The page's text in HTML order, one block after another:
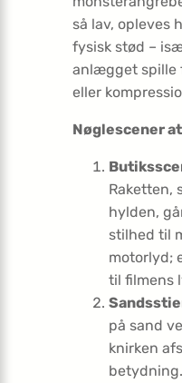
så lav, opleves
fysisk stød –
anlægget spille
eller
Nøglescener
Raketten,
hylden,
stilhed til
motorlyd;
til filmens
på sand
knirken
betydning.